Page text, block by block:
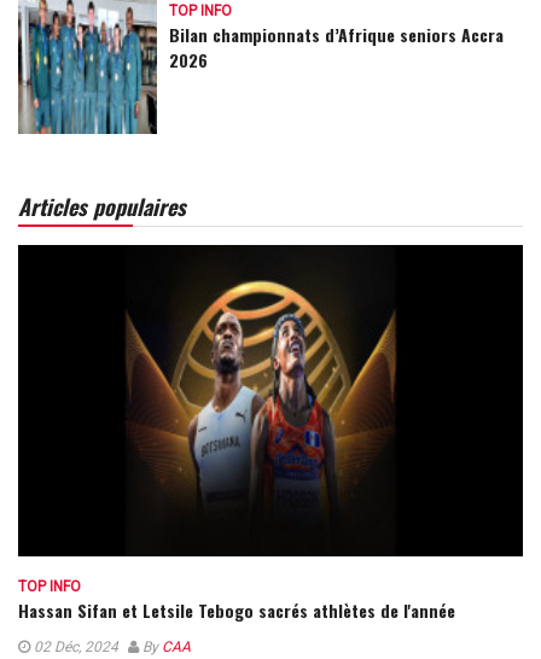
TOP INFO
Bilan championnats d’Afrique seniors Accra
2026
Articles populaires
TOP INFO
Hassan Sifan et Letsile Tebogo sacrés athlètes de l'année
02 Déc, 2024 By CAA